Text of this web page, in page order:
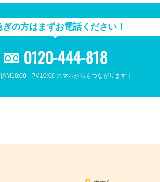
ぎの方はまずお電話ください！
0120-444-818
AM10:00 - PM10:00 スマホからもつながります！